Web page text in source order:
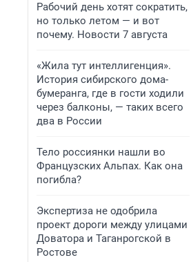
Рабочий день хотят сократить,
но только летом — и вот
почему. Новости 7 августа
«Жила тут интеллигенция».
История сибирского дома-
бумеранга, где в гости ходили
через балконы, — таких всего
два в России
Тело россиянки нашли во
Французских Альпах. Как она
погибла?
Экспертиза не одобрила
проект дороги между улицами
Доватора и Таганрогской в
Ростове